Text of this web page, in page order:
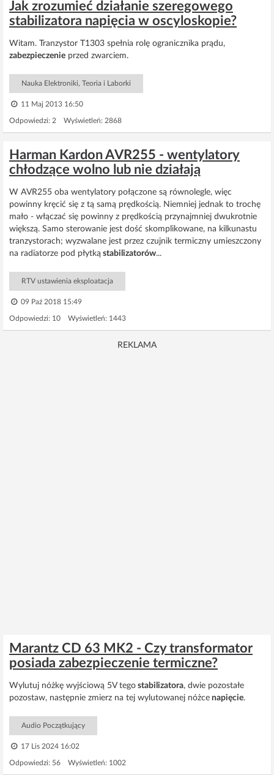
Jak zrozumieć działanie szeregowego
stabilizatora napięcia w oscyloskopie?
Witam. Tranzystor T1303 spełnia rolę ogranicznika prądu,
zabezpieczenie przed zwarciem.
Nauka Elektroniki, Teoria i Laborki
11 Maj 2013 16:50
Odpowiedzi: 2 Wyświetleń: 2868
Harman Kardon AVR255 - wentylatory
chłodzące wolno lub nie działają
W AVR255 oba wentylatory połączone są równolegle, więc
powinny kręcić się z tą samą prędkością. Niemniej jednak to trochę
mało - włączać się powinny z prędkością przynajmniej dwukrotnie
większą. Samo sterowanie jest dość skomplikowane, na kilkunastu
tranzystorach; wyzwalane jest przez czujnik termiczny umieszczony
na radiatorze pod płytką stabilizatorów...
RTV ustawienia eksploatacja
09 Paź 2018 15:49
Odpowiedzi: 10 Wyświetleń: 1443
REKLAMA
Marantz CD 63 MK2 - Czy transformator
posiada zabezpieczenie termiczne?
Wylutuj nóżkę wyjściową 5V tego stabilizatora, dwie pozostałe
pozostaw, następnie zmierz na tej wylutowanej nóżce napięcie.
Audio Początkujący
17 Lis 2024 16:02
Odpowiedzi: 56 Wyświetleń: 1002